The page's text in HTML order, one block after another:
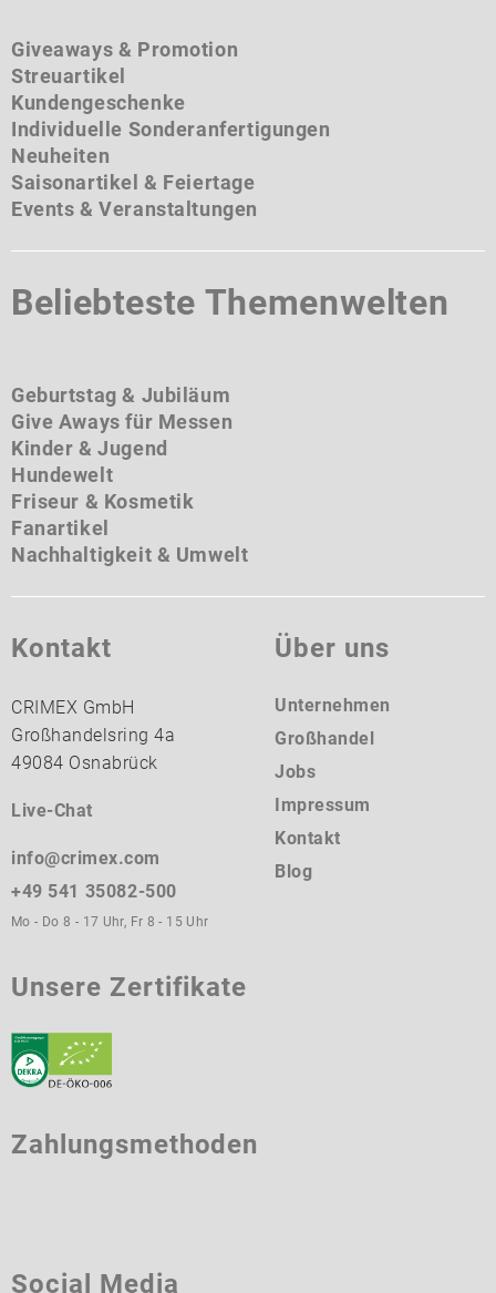
Giveaways & Promotion
Streuartikel
Kundengeschenke
Individuelle Sonderanfertigungen
Neuheiten
Saisonartikel & Feiertage
Events & Veranstaltungen
Beliebteste Themenwelten
Geburtstag & Jubiläum
Give Aways für Messen
Kinder & Jugend
Hundewelt
Friseur & Kosmetik
Fanartikel
Nachhaltigkeit & Umwelt
Kontakt
CRIMEX GmbH
Großhandelsring 4a
49084 Osnabrück
Live-Chat
info@crimex.com
+49 541 35082-500
Mo - Do 8 - 17 Uhr, Fr 8 - 15 Uhr
Über uns
Unternehmen
Großhandel
Jobs
Impressum
Kontakt
Blog
Unsere Zertifikate
Zahlungsmethoden
Social Media